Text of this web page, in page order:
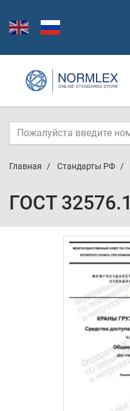
Главная Стандарты РФ
ГОСТ